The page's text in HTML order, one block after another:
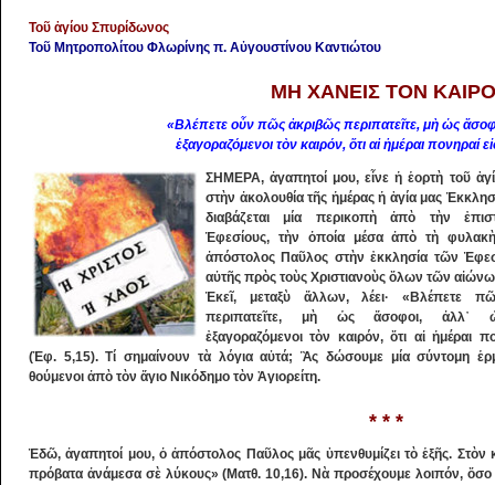
Τοῦ ἁγίου Σπυρίδωνος
Τοῦ Μητροπολίτου Φλωρίνης π. Αὐγουστίνου Καντιώτου
ΜH XANEIΣ ΤΟΝ
«Βλέπετε οὖν πῶς ἀκριβῶς περιπατεῖτε, μὴ ὡς
ἐξαγοραζόμενοι τὸν καιρόν, ὅτι αἱ ἡμέραι πονηραί
ΣΗΜΕΡΑ, ἀγαπητοί μου, εἶνε ἡ ἑορτὴ τοῦ
στὴν ἀκολουθία τῆς ἡμέρας ἡ ἁγία μας
διαβάζεται μία περικοπὴ ἀ­πὸ τὴν
Ἐφεσίους, τὴν ὁποία μέσα ἀπὸ τὴ
ἀπόστολος Παῦ­λος στὴν ἐκκλησία τῶν
αὐ­τῆς πρὸς τοὺς Χριστιανοὺς ὅλων τῶν
Ἐκεῖ, μεταξὺ ἄλλων, λέει· «Βλέπετε
περιπατεῖτε, μὴ ὡς ἄσοφοι, ἀλλ᾽
ἐξαγοραζόμενοι τὸν καιρόν, ὅτι αἱ ἡ­μέ­ραι
(Ἐφ. 5,15). Τί σημαίνουν τὰ λόγια αὐτά; Ἂς δώσουμε μία σύντομη
θούμενοι ἀπὸ τὸν ἅγιο Νικόδημο τὸν Ἁγιορείτη.
* * *
Ἐδῶ, ἀγαπητοί μου, ὁ ἀπόστολος Παῦλος μᾶς ὑπενθυμίζει τὸ ἑξῆς. Στὸν
πρόβα­τα ἀνάμεσα σὲ λύκους» (Ματθ. 10,16). Νὰ προσέχουμε λοι­πόν, ὅσο